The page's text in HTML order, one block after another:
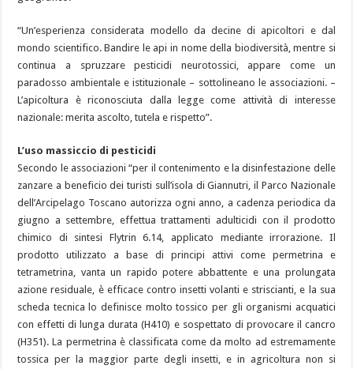
“Un’esperienza considerata modello da decine di apicoltori e dal
mondo scientifico. Bandire le api in nome della biodiversità, mentre si
continua a spruzzare pesticidi neurotossici, appare come un
paradosso ambientale e istituzionale – sottolineano le associazioni. –
L’apicoltura è riconosciuta dalla legge come attività di interesse
nazionale: merita ascolto, tutela e rispetto”.
L’uso massiccio di pesticidi
Secondo le associazioni “per il contenimento e la disinfestazione delle
zanzare a beneficio dei turisti sull’isola di Giannutri, il Parco Nazionale
dell’Arcipelago Toscano autorizza ogni anno, a cadenza periodica da
giugno a settembre, effettua trattamenti adulticidi con il prodotto
chimico di sintesi Flytrin 6.14, applicato mediante irrorazione. Il
prodotto utilizzato a base di principi attivi come permetrina e
tetrametrina, vanta un rapido potere abbattente e una prolungata
azione residuale, è efficace contro insetti volanti e striscianti, e la sua
scheda tecnica lo definisce molto tossico per gli organismi acquatici
con effetti di lunga durata (H410) e sospettato di provocare il cancro
(H351). La permetrina è classificata come da molto ad estremamente
tossica per la maggior parte degli insetti, e in agricoltura non si